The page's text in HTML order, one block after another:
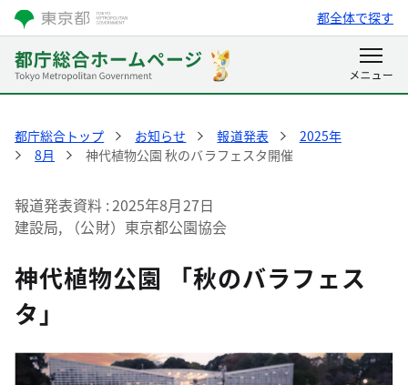
都全体で探す
都庁総合トップ お知らせ 報道発表
2025年
8月
神代植物公園 秋のバラフェスタ開催
報道発表資料 2025年8月27日
建設局, （公財）東京都公園協会
神代植物公園 「秋のバラフェス
タ」